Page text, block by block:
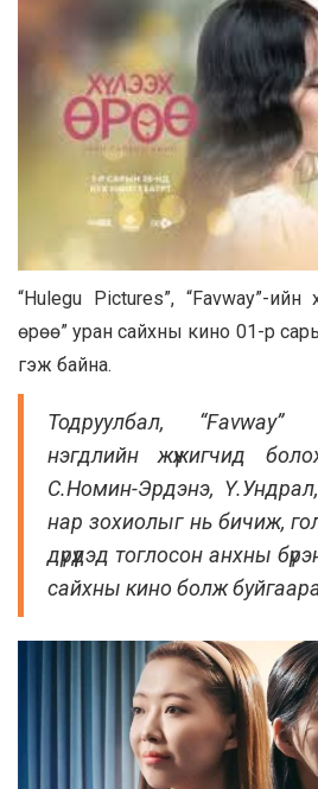
“Hulegu Pictures”, “Favway”-ийн
өрөө” уран сайхны кино 01-р
гэж байна.
Тодруулбал, “Favway”
нэгдлийн жүжигчид
С.Номин-Эрдэнэ,
нар зохиолыг нь бичиж,
дүрүүдэд тоглосон анхны
сайхны кино болж